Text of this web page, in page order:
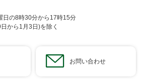
日の8時30分から17時15分
から1月3日)を除く
お問い合わせ